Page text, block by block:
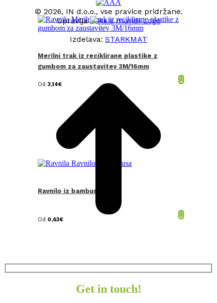
Merilni trak iz reciklirane plastike z
gumbom za zaustavitev 3M/16mm
Od 3,14€
Ravnilo iz bambusa
Od 0,63€
© 2026, IN d.o.o., vse pravice pridržane.
Upravlja
Izdelava: STARKMAT
Get in touch!